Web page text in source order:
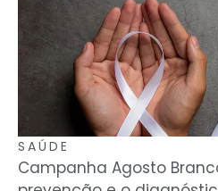
SAÚDE
Campanha Agosto